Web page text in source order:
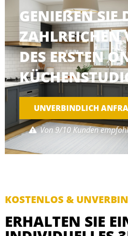
GENIEßEN SIE
ZAHLREICHEN
DES ERSTEN
UNVERBINDLICH
Von 9/10 Kunden
KOSTENLOS &
ERHALTEN SIE